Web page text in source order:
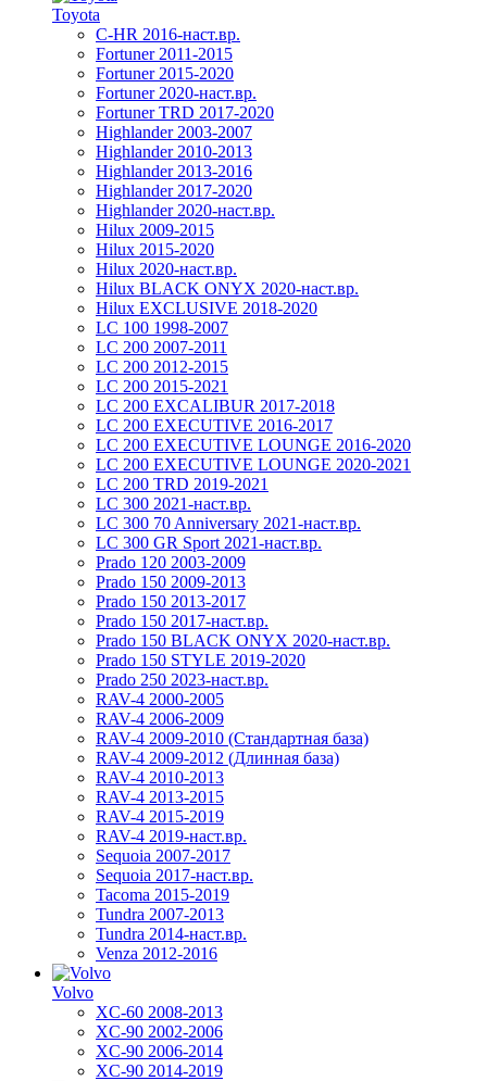
Toyota
C-HR 2016-наст.вр.
Fortuner 2011-2015
Fortuner 2015-2020
Fortuner 2020-наст.вр.
Fortuner TRD 2017-2020
Highlander 2003-2007
Highlander 2010-2013
Highlander 2013-2016
Highlander 2017-2020
Highlander 2020-наст.вр.
Hilux 2009-2015
Hilux 2015-2020
Hilux 2020-наст.вр.
Hilux BLACK ONYX 2020-наст.вр.
Hilux EXCLUSIVE 2018-2020
LC 100 1998-2007
LC 200 2007-2011
LC 200 2012-2015
LC 200 2015-2021
LC 200 EXCALIBUR 2017-2018
LC 200 EXECUTIVE 2016-2017
LC 200 EXECUTIVE LOUNGE 2016-2020
LC 200 EXECUTIVE LOUNGE 2020-2021
LC 200 TRD 2019-2021
LC 300 2021-наст.вр.
LC 300 70 Anniversary 2021-наст.вр.
LC 300 GR Sport 2021-наст.вр.
Prado 120 2003-2009
Prado 150 2009-2013
Prado 150 2013-2017
Prado 150 2017-наст.вр.
Prado 150 BLACK ONYX 2020-наст.вр.
Prado 150 STYLE 2019-2020
Prado 250 2023-наст.вр.
RAV-4 2000-2005
RAV-4 2006-2009
RAV-4 2009-2010 (Стандартная база)
RAV-4 2009-2012 (Длинная база)
RAV-4 2010-2013
RAV-4 2013-2015
RAV-4 2015-2019
RAV-4 2019-наст.вр.
Sequoia 2007-2017
Sequoia 2017-наст.вр.
Tacoma 2015-2019
Tundra 2007-2013
Tundra 2014-наст.вр.
Venza 2012-2016
Volvo
XC-60 2008-2013
XC-90 2002-2006
XC-90 2006-2014
XC-90 2014-2019